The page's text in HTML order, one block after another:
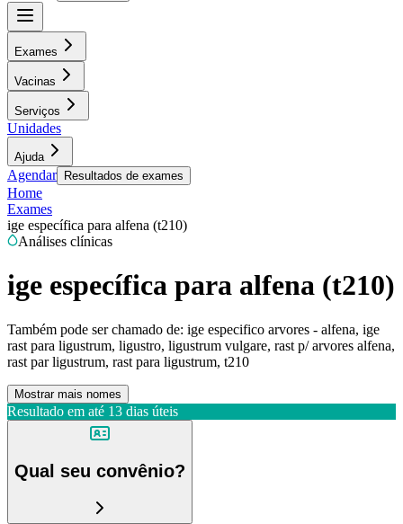
Exames
Vacinas
Serviços
Unidades
Ajuda
Agendar Resultados de exames
Home
Exames
ige específica para alfena (t210)
Análises clínicas
ige específica para alfena (t210)
Também pode ser chamado de: ige especifico arvores - alfena, ige
rast para ligustrum, ligustro, ligustrum vulgare, rast p/ arvores alfena,
rast par ligustrum, rast para ligustrum, t210
Mostrar mais nomes
Resultado em até 13 dias úteis
Qual seu convênio?